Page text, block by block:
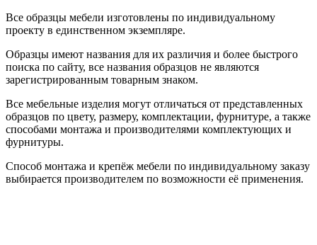
Все образцы мебели изготовлены по индивидуальному
проекту в единственном экземпляре.
Образцы имеют названия для их различия и более быстрого
поиска по сайту, все названия образцов не являются
зарегистрированным товарным знаком.
Все мебельные изделия могут отличаться от представленных
образцов по цвету, размеру, комплектации, фурнитуре, а также
способами монтажа и производителями комплектующих и
фурнитуры.
Способ монтажа и крепёж мебели по индивидуальному заказу
выбирается производителем по возможности её применения.